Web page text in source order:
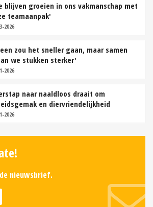
blijven groeien in ons vakmanschap met
teamaanpak'
2026
zou het sneller gaan, maar samen
we stukken sterker'
2026
naar naaldloos draait om
en diervriendelijkheid
2026
nieuwsbrief.